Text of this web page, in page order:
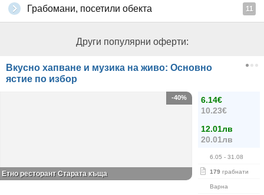
Грабомани, посетили обекта 11
Други популярни оферти:
Вкусно хапване и музика на живо: Основно
ястие по избор
6.14€
10.23€
12.01лв
20.01лв
6.05 - 31.08
179 грабнати
Варна
-40%
Етно ресторант Старата къща